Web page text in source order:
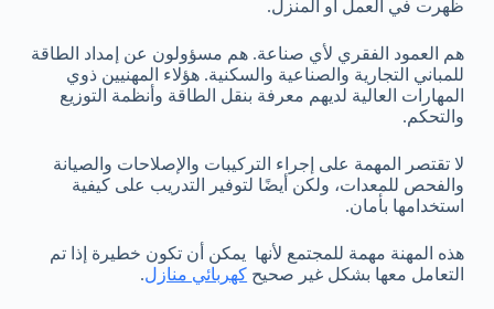
ظهرت في العمل أو المنزل.
هم العمود الفقري لأي صناعة. هم مسؤولون عن إمداد الطاقة
للمباني التجارية والصناعية والسكنية. هؤلاء المهنيين ذوي
المهارات العالية لديهم معرفة بنقل الطاقة وأنظمة التوزيع
والتحكم.
لا تقتصر المهمة على إجراء التركيبات والإصلاحات والصيانة
والفحص للمعدات، ولكن أيضًا لتوفير التدريب على كيفية
استخدامها بأمان.
هذه المهنة مهمة للمجتمع لأنها يمكن أن تكون خطيرة إذا تم
التعامل معها بشكل غير صحيح كهربائي منازل.